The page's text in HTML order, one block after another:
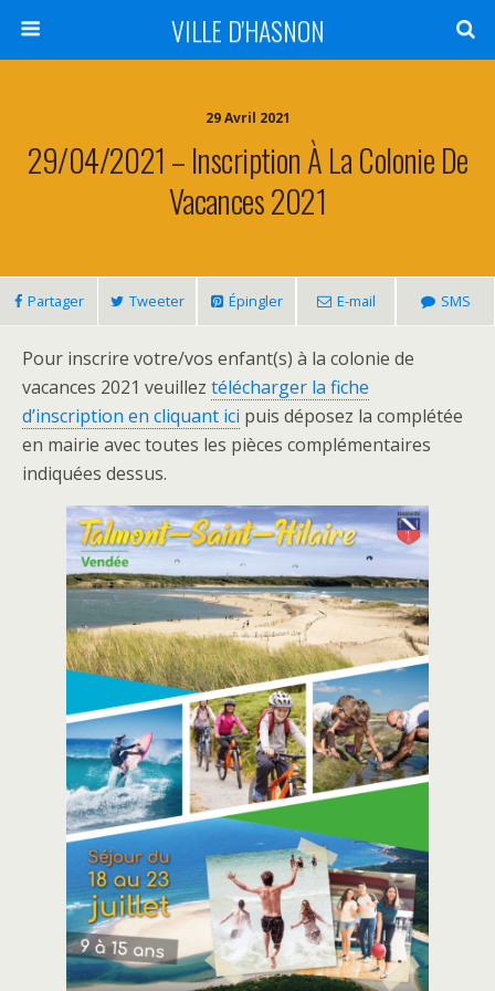
VILLE D'HASNON
29 Avril 2021
29/04/2021 – Inscription À La Colonie De
Vacances 2021
Partager Tweeter Épingler E-mail SMS
Pour inscrire votre/vos enfant(s) à la colonie de
vacances 2021 veuillez télécharger la fiche
d’inscription en cliquant ici puis déposez la complétée
en mairie avec toutes les pièces complémentaires
indiquées dessus.